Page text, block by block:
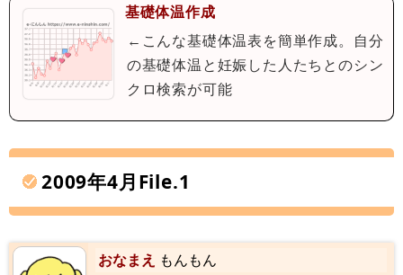
基礎体温作成
←こんな基礎体温表を簡単作成。自分
の基礎体温と妊娠した人たちとのシン
クロ検索が可能
2009年4月File.1
おなまえ もんもん